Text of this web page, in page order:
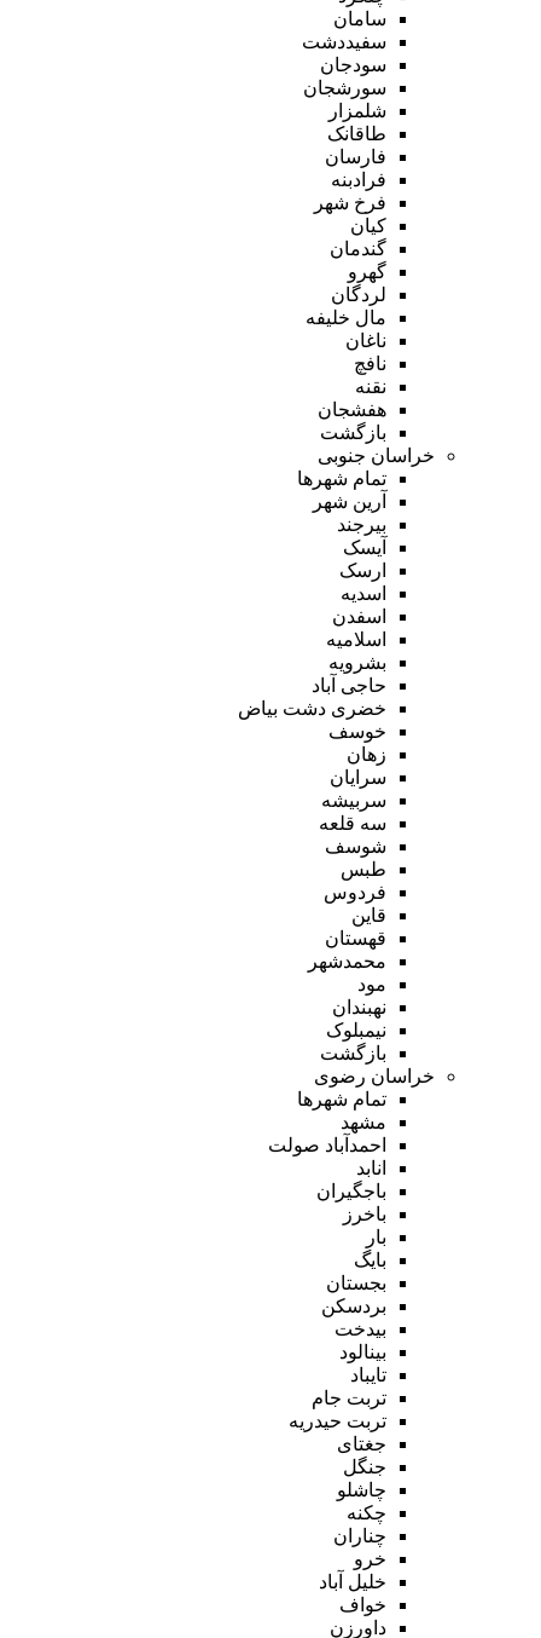
سامان
سفیددشت
سودجان
سورشجان
شلمزار
طاقانک
فارسان
فرادبنه
فرخ شهر
کیان
گندمان
گهرو
لردگان
مال خلیفه
ناغان
نافچ
نقنه
هفشجان
بازگشت
خراسان جنوبی
تمام شهر‌ها
آرین شهر
بیرجند
آیسک
ارسک
اسدیه
اسفدن
اسلامیه
بشرویه
حاجی آباد
خضری دشت بیاض
خوسف
زهان
سرایان
سربیشه
سه قلعه
شوسف
طبس
فردوس
قاین
قهستان
محمدشهر
مود
نهبندان
نیمبلوک
بازگشت
خراسان رضوی
تمام شهر‌ها
مشهد
احمدآباد صولت
انابد
باجگیران
باخرز
بار
بایگ
بجستان
بردسکن
بیدخت
بینالود
تایباد
تربت جام
تربت حیدریه
جغتای
جنگل
چاشلو
چکنه
چناران
خرو
خلیل آباد
خواف
داورزن